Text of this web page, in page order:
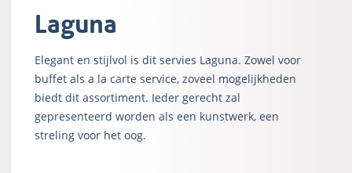
Laguna
Elegant en stijlvol is dit servies Laguna. Zowel voor
buffet als a la carte service, zoveel mogelijkheden
biedt dit assortiment. Ieder gerecht zal
gepresenteerd worden als een kunstwerk, een
streling voor het oog.